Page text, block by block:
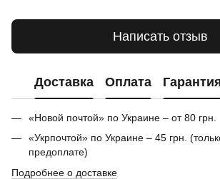
Написать отзыв
Доставка Оплата
«Новой почтой» по Украине – от 80 грн.
«Укрпочтой» по Украине – 45 грн.
предоплате)
Подробнее о доставке